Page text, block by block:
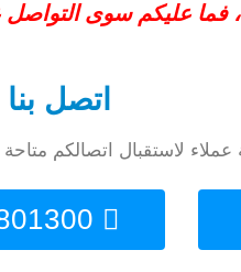
فما عليكم سوى
اتصل
متاحة 24 ساعة متواجدون لخدمتكم على مدار